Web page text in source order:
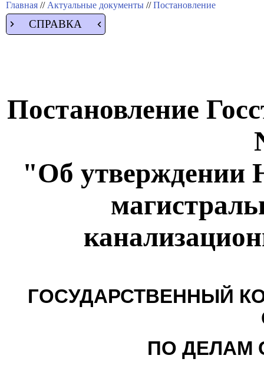
Главная // Актуальные документы //Постановление
СПРАВКА
Постановление
"Об утверждении
ГОСУДАРСТВЕННЫЙ
ПО ДЕЛАМ